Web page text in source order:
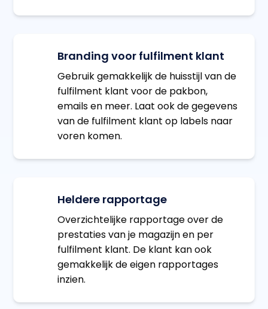
Branding voor fulfilment klant
Gebruik gemakkelijk de huisstijl van de
fulfilment klant voor de pakbon,
emails en meer. Laat ook de gegevens
van de fulfilment klant op labels naar
voren komen.
Heldere rapportage
Overzichtelijke rapportage over de
prestaties van je magazijn en per
fulfilment klant. De klant kan ook
gemakkelijk de eigen rapportages
inzien.